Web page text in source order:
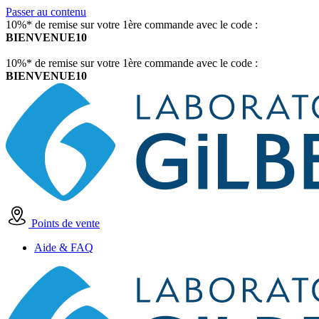
Passer au contenu
10%* de remise sur votre 1ère commande avec le code :
BIENVENUE10
10%* de remise sur votre 1ère commande avec le code :
BIENVENUE10
Points de vente
Aide & FAQ